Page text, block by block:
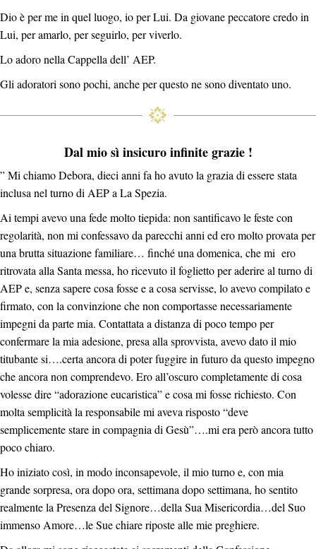
Dio è per me in quel luogo, io per Lui. Da giovane peccatore credo in
Lui, per amarlo, per seguirlo, per viverlo.
Lo adoro nella Cappella dell’ AEP.
Gli adoratori sono pochi, anche per questo ne sono diventato uno.
Dal mio sì insicuro infinite grazie !
” Mi chiamo Debora, dieci anni fa ho avuto la grazia di essere stata
inclusa nel turno di AEP a La Spezia.
Ai tempi avevo una fede molto tiepida: non santificavo le feste con
regolarità, non mi confessavo da parecchi anni ed ero molto provata per
una brutta situazione familiare… finché una domenica, che mi ero
ritrovata alla Santa messa, ho ricevuto il foglietto per aderire al turno di
AEP e, senza sapere cosa fosse e a cosa servisse, lo avevo compilato e
firmato, con la convinzione che non comportasse necessariamente
impegni da parte mia. Contattata a distanza di poco tempo per
confermare la mia adesione, presa alla sprovvista, avevo dato il mio
titubante si….certa ancora di poter fuggire in futuro da questo impegno
che ancora non comprendevo. Ero all’oscuro completamente di cosa
volesse dire “adorazione eucaristica” e cosa mi fosse richiesto. Con
molta semplicità la responsabile mi aveva risposto “deve
semplicemente stare in compagnia di Gesù”….mi era però ancora tutto
poco chiaro.
Ho iniziato così, in modo inconsapevole, il mio turno e, con mia
grande sorpresa, ora dopo ora, settimana dopo settimana, ho sentito
realmente la Presenza del Signore…della Sua Misericordia…del Suo
immenso Amore…le Sue chiare riposte alle mie preghiere.